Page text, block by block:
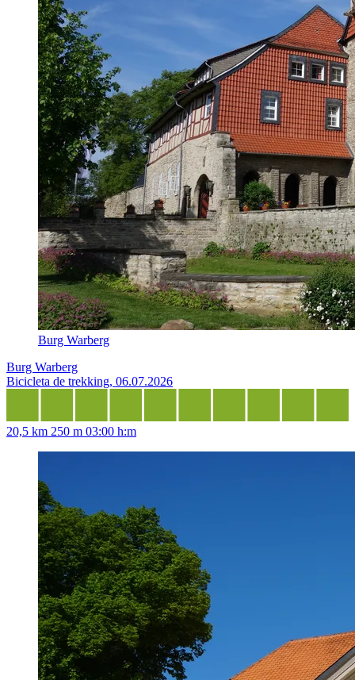
Burg Warberg
Burg Warberg
Bicicleta de trekking, 06.07.2026
20,5 km 250 m 03:00 h:m